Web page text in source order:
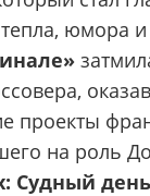
юмора
проекты
на роль
Судный